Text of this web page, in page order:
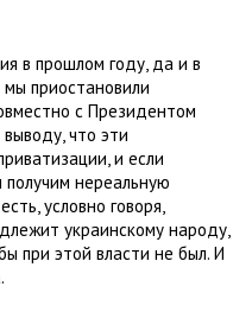
в прошлом году, да и в
приостановили
с Президентом
что эти
и если
нереальную
условно говоря,
украинскому народу,
при этой власти не был. И